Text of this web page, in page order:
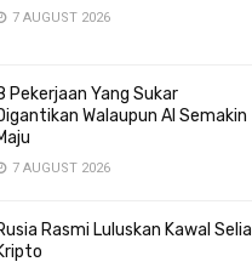
7 AUGUST 2026
Pekerjaan Yang Sukar
Walaupun AI Semakin
7 AUGUST 2026
Rasmi Luluskan Kawal Selia